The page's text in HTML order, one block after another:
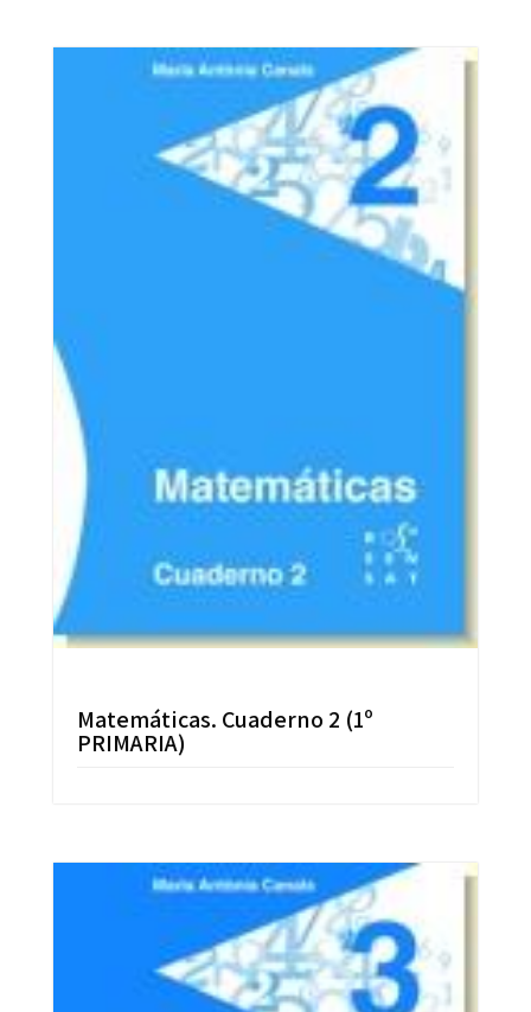
Matemáticas. Cuaderno 2 (1º
PRIMARIA)